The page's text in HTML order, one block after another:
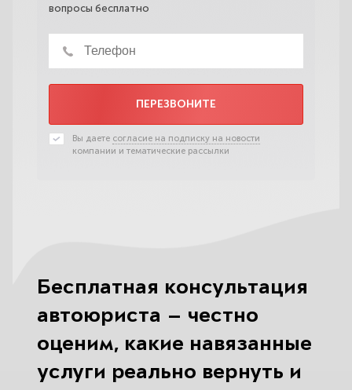
вопросы бесплатно
ПЕРЕЗВОНИТЕ
Вы даете согласие на подписку на новости
компании и тематические рассылки
Бесплатная консультация
автоюриста — честно
оценим, какие навязанные
услуги реально вернуть и